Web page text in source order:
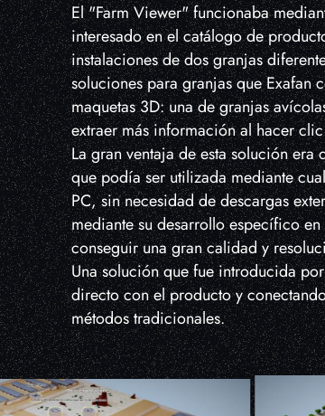
El "Farm Viewer" funcionaba
interesado en el catálogo de
instalaciones de dos granjas
soluciones para granjas que Exafan
maquetas 3D: una de granjas
extraer más información al hacer
La gran ventaja de esta solución
que podía ser utilizada mediante
PC, sin necesidad de descargas
mediante su desarrollo específico
conseguir una gran calidad y
Una solución que fue introducida
directo con el producto y
métodos tradicionales.